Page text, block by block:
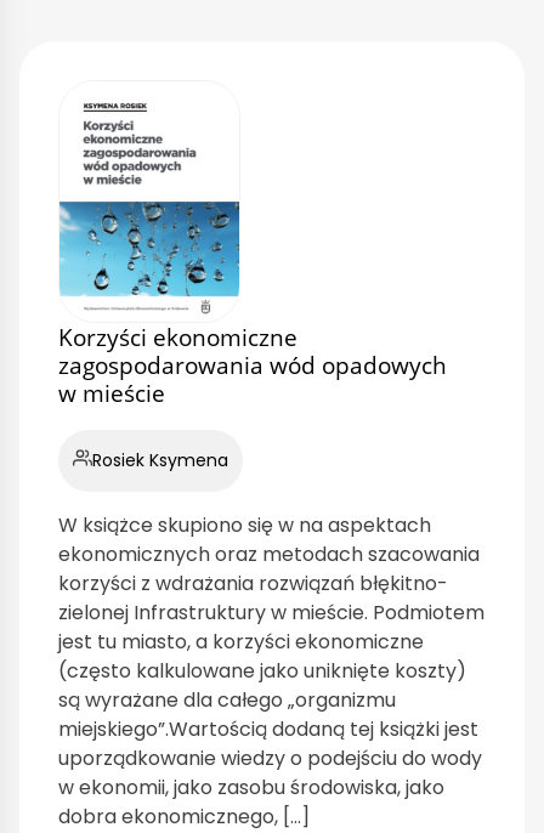
Korzyści ekonomiczne
zagospodarowania wód opadowych
w mieście
Rosiek Ksymena
W książce skupiono się w na aspektach
ekonomicznych oraz metodach szacowania
korzyści z wdrażania rozwiązań błękitno-
zielonej Infrastruktury w mieście. Podmiotem
jest tu miasto, a korzyści ekonomiczne
(często kalkulowane jako uniknięte koszty)
są wyrażane dla całego „organizmu
miejskiego”.Wartością dodaną tej książki jest
uporządkowanie wiedzy o podejściu do wody
w ekonomii, jako zasobu środowiska, jako
dobra ekonomicznego, […]